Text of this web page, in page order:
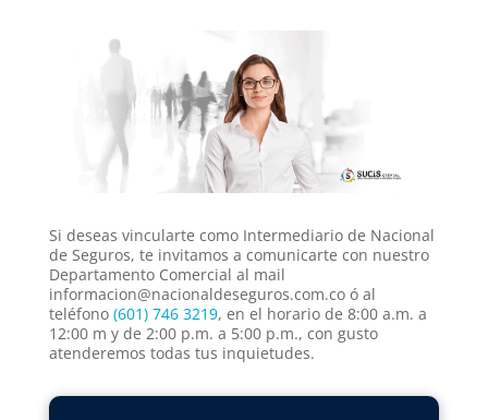
Si deseas vincularte como Intermediario de Nacional
de Seguros, te invitamos a comunicarte con nuestro
Departamento Comercial al mail
informacion@nacionaldeseguros.com.coó al
teléfono (601) 746 3219, en el horario de 8:00 a.m. a
12:00 m y de 2:00 p.m. a 5:00 p.m., con gusto
atenderemos todas tus inquietudes.